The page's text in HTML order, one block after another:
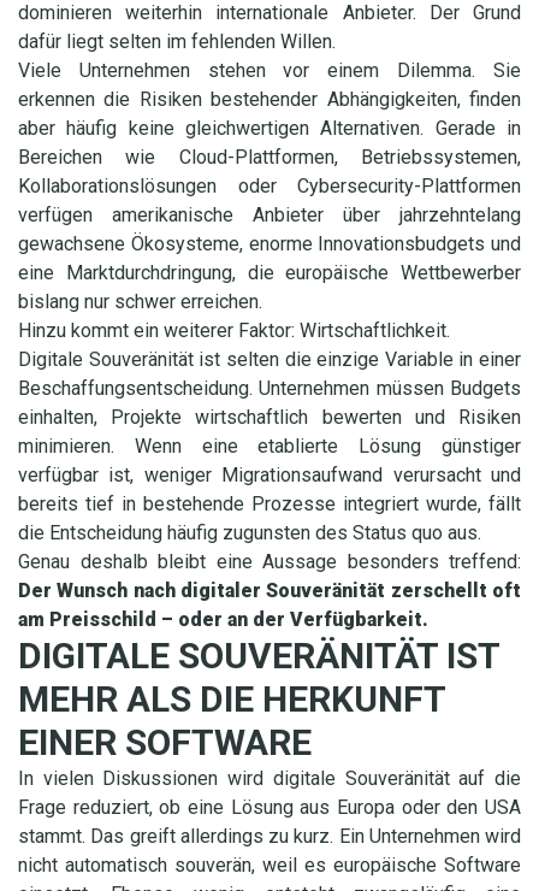
dominieren weiterhin internationale Anbieter. Der Grund
dafür liegt selten im fehlenden Willen.
Viele Unternehmen stehen vor einem Dilemma. Sie
erkennen die Risiken bestehender Abhängigkeiten, finden
aber häufig keine gleichwertigen Alternativen. Gerade in
Bereichen wie Cloud-Plattformen, Betriebssystemen,
Kollaborationslösungen oder Cybersecurity-Plattformen
verfügen amerikanische Anbieter über jahrzehntelang
gewachsene Ökosysteme, enorme Innovationsbudgets und
eine Marktdurchdringung, die europäische Wettbewerber
bislang nur schwer erreichen.
Hinzu kommt ein weiterer Faktor: Wirtschaftlichkeit.
Digitale Souveränität ist selten die einzige Variable in einer
Beschaffungsentscheidung. Unternehmen müssen Budgets
einhalten, Projekte wirtschaftlich bewerten und Risiken
minimieren. Wenn eine etablierte Lösung günstiger
verfügbar ist, weniger Migrationsaufwand verursacht und
bereits tief in bestehende Prozesse integriert wurde, fällt
die Entscheidung häufig zugunsten des Status quo aus.
Genau deshalb bleibt eine Aussage besonders treffend:
Der Wunsch nach digitaler Souveränität zerschellt oft
am Preisschild – oder an der Verfügbarkeit.
DIGITALE SOUVERÄNITÄT IST
MEHR ALS DIE HERKUNFT
EINER SOFTWARE
In vielen Diskussionen wird digitale Souveränität auf die
Frage reduziert, ob eine Lösung aus Europa oder den USA
stammt. Das greift allerdings zu kurz. Ein Unternehmen wird
nicht automatisch souverän, weil es europäische Software